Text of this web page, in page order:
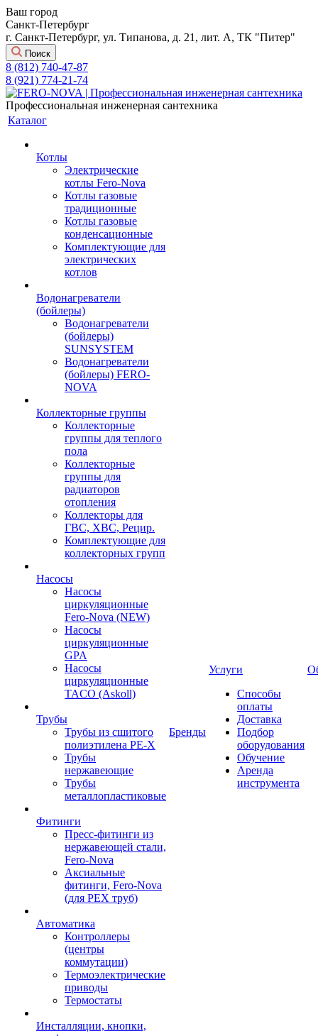
Ваш город
Санкт-Петербург
г. Санкт-Петербург, ул. Типанова, д. 21, лит. А, ТК "Питер"
Поиск
8 (812) 740-47-87
8 (921) 774-21-74
Профессиональная инженерная сантехника
Каталог
Котлы
Электрические
котлы Fero-Nova
Котлы газовые
традиционные
Котлы газовые
конденсационные
Комплектующие для
электрических
котлов
Водонагреватели
(бойлеры)
Водонагреватели
(бойлеры)
SUNSYSTEM
Водонагреватели
(бойлеры) FERO-
NOVA
Коллекторные группы
Коллекторные
группы для теплого
пола
Коллекторные
группы для
радиаторов
отопления
Коллекторы для
ГВС, ХВС, Рецир.
Комплектующие для
коллекторных групп
Насосы
Насосы
циркуляционные
Fero-Nova (NEW)
Насосы
циркуляционные
GPA
Насосы
циркуляционные
TACO (Askoll)
Трубы
Трубы из сшитого
полиэтилена PE-X
Трубы
нержавеющие
Трубы
металлопластиковые
Фитинги
Пресс-фитинги из
нержавеющей стали,
Fero-Nova
Аксиальные
фитинги, Fero-Nova
(для PEX труб)
Автоматика
Контроллеры
(центры
коммутации)
Термоэлектрические
приводы
Термостаты
Инсталляции, кнопки,
Бренды
Услуги
Способы
оплаты
Доставка
Подбор
оборудования
Обучение
Аренда
инструмента